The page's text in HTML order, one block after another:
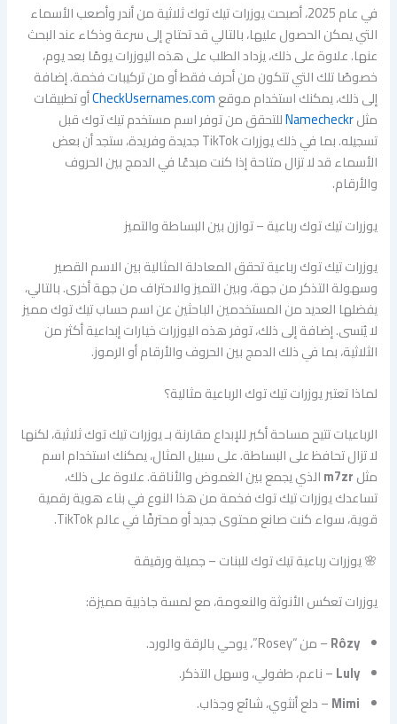
في عام 2025، أصبحت يوزرات تيك توك ثلاثية من أندر وأصعب الأسماء
التي يمكن الحصول عليها، بالتالي قد تحتاج إلى سرعة وذكاء عند البحث
عنها. علاوة على ذلك، يزداد الطلب على هذه اليوزرات يومًا بعد يوم،
خصوصًا تلك التي تتكون من أحرف فقط أو من تركيبات فخمة. إضافة
إلى ذلك، يمكنك استخدام موقعCheckUsernames.comأو تطبيقات
مثلNamecheckrللتحقق من توفر اسم مستخدم تيك توك قبل
تسجيله. بما في ذلك يوزرات TikTok جديدة وفريدة، ستجد أن بعض
الأسماء قد لا تزال متاحة إذا كنت مبدعًا في الدمج بين الحروف
والأرقام.
يوزرات تيك توك رباعية – توازن بين البساطة والتميز
يوزرات تيك توك رباعية تحقق المعادلة المثالية بين الاسم القصير
وسهولة التذكر من جهة، وبين التميز والاحتراف من جهة أخرى. بالتالي،
يفضلها العديد من المستخدمين الباحثين عن اسم حساب تيك توك مميز
لا يُنسى. إضافة إلى ذلك، توفر هذه اليوزرات خيارات إبداعية أكثر من
الثلاثية، بما في ذلك الدمج بين الحروف والأرقام أو الرموز.
لماذا تعتبر يوزرات تيك توك الرباعية مثالية؟
الرباعيات تتيح مساحة أكبر للإبداع مقارنة بـ يوزرات تيك توك ثلاثية، لكنها
لا تزال تحافظ على البساطة. على سبيل المثال، يمكنك استخدام اسم
مثلm7zrالذي يجمع بين الغموض والأناقة. علاوة على ذلك،
تساعدك يوزرات تيك توك فخمة من هذا النوع في بناء هوية رقمية
قوية، سواء كنت صانع محتوى جديد أو محترفًا في عالم TikTok.
🌸 يوزرات رباعية تيك توك للبنات – جميلة ورقيقة
يوزرات تعكس الأنوثة والنعومة، مع لمسة جاذبية مميزة:
Rôzy– من “Rosey”، يوحي بالرقة والورد.
Luly– ناعم، طفولي، وسهل التذكر.
Mimi– دلع أنثوي، شائع وجذاب.